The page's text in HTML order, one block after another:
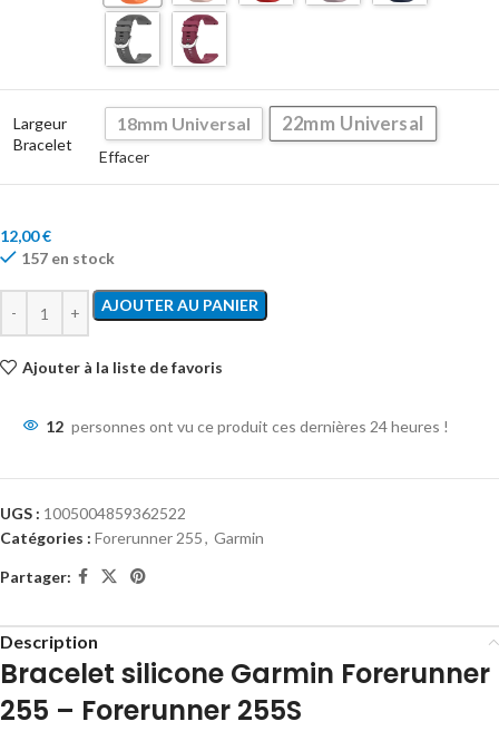
Largeur
Bracelet
18mm Universal 22mm Universal
Effacer
12,00€
157 en stock
AJOUTER AU PANIER
Ajouter à la liste de favoris
12 personnes ont vu ce produit ces dernières 24 heures !
UGS : 1005004859362522
Catégories : Forerunner 255, Garmin
Partager:
Description
Bracelet silicone Garmin Forerunner
255 – Forerunner 255S